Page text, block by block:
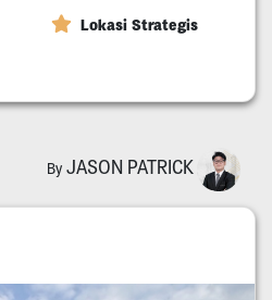
Lokasi Strategis
By JASON PATRICK